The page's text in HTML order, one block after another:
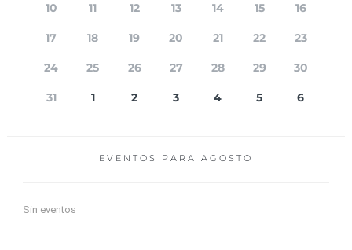
10 11 12 13 14 15 16
17 18 19 20 21 22 23
24 25 26 27 28 29 30
31 1 2 3 4 5 6
EVENTOS PARA AGOSTO
Sin eventos